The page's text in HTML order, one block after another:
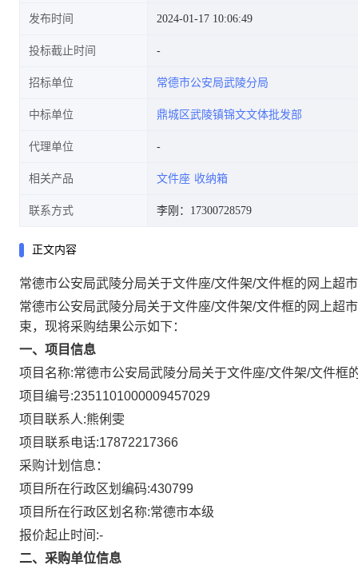
发布时间 2024-01-17 10:06:49
投标截止时间
招标单位 常德市公安局武陵分局
中标单位 鼎城区武陵镇锦文文体批发部
代理单位
相关产品 文件座 收纳箱
联系方式 李刚：17300728579
正文内容
常德市公安局武陵分局关于文件座/文件架/文件框的网上超
常德市公安局武陵分局关于文件座/文件架/文件框的网上超
束，现将采购结果公示如下：
一、项目信息
项目名称:常德市公安局武陵分局关于文件座/文件架/文件框
项目编号:2351101000009457029
项目联系人:熊俐雯
项目联系电话:17872217366
采购计划信息：
项目所在行政区划编码:430799
项目所在行政区划名称:常德市本级
报价起止时间:-
二、采购单位信息